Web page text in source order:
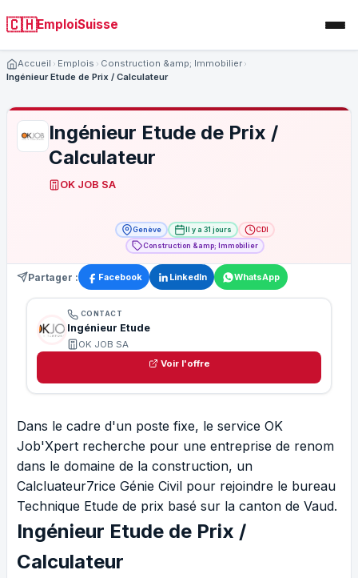
🇨🇭EmploiSuisse
Accueil Emplois
Construction &amp; Immobilier
Ingénieur Etude de Prix / Calculateur
Ingénieur Etude de Prix /
Calculateur
OK JOB SA
Genève Il y a 31 jours
CDI
Construction &amp; Immobilier
Partager : Facebook LinkedIn WhatsApp
CONTACT
Ingénieur Etude
OK JOB SA
Voir l'offre
Dans le cadre d'un poste fixe, le service OK
Job'Xpert recherche pour une entreprise de renom
dans le domaine de la construction, un
Calcluateur7rice Génie Civil pour rejoindre le bureau
Technique Etude de prix basé sur la canton de Vaud.
Ingénieur Etude de Prix /
Calculateur